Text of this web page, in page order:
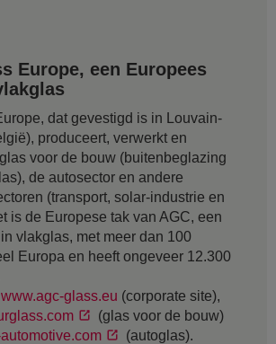
Europe, een Europees
dat gevestigd is in Louvain-
produceert, verwerkt en
voor de bouw (buitenbeglazing
de autosector en andere
(transport, solar-industrie en
is de Europese tak van AGC, een
vlakglas, met meer dan 100
Europa en heeft ongeveer 12.300
www.agc-glass.eu (corporate site),
(glas voor de bouw)
(autoglas).